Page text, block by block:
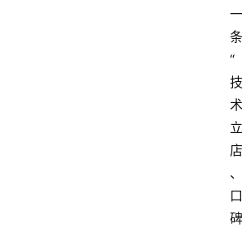
一
条
“
技
术
立
店
、
口
碑